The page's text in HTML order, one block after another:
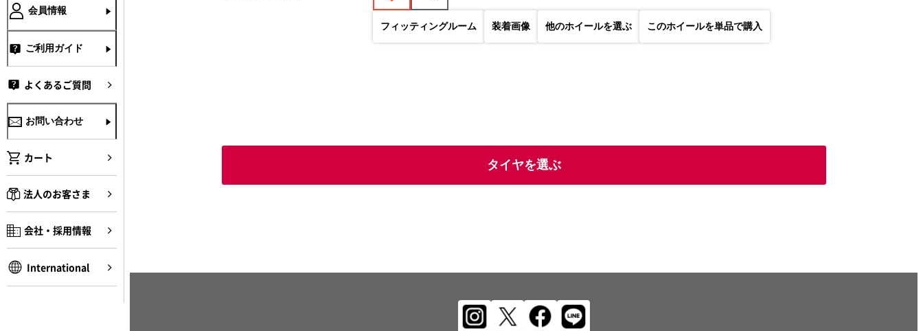
会員情報
ご利用ガイド
よくあるご質問
お問い合わせ
カート
法人のお客さま
会社・採用情報
International
フィッティングルーム 装着画像 他のホイールを選ぶ このホイールを単品で購入
タイヤを選ぶ